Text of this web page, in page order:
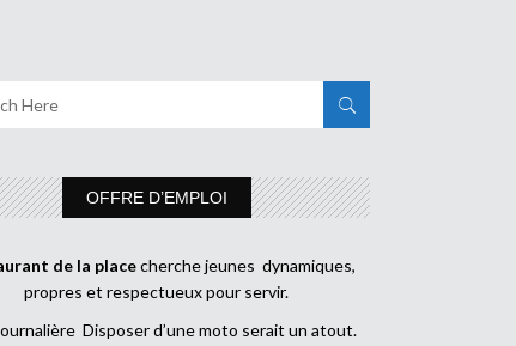
OFFRE D’EMPLOI
de la placecherche jeunes dynamiques,
propres et respectueux pour servir.
Disposer d’une moto serait un atout.